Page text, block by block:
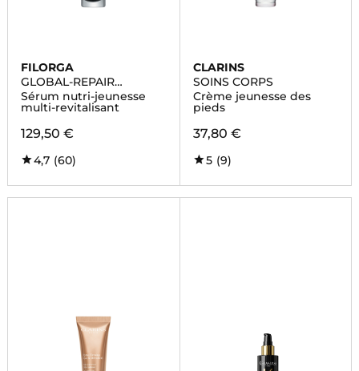
FILORGA
GLOBAL-REPAIR
INTENSIVE
Sérum nutri-jeunesse
multi-revitalisant
129,50 €
4,7 (60)
CLARINS
SOINS CORPS
Crème jeunesse des
pieds
37,80 €
5 (9)